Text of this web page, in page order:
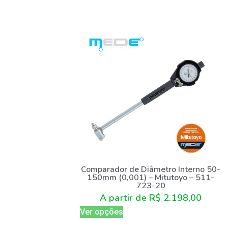
Comparador de Diâmetro Interno 50-
150mm (0,001) – Mitutoyo – 511-
723-20
A partir de R$ 2.198,00
Ver opções